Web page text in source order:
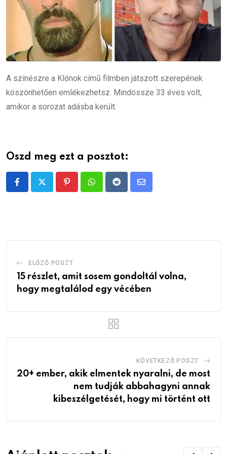
A színészre a Klónok című filmben játszott szerepének
köszönhetően emlékezhetsz. Mindössze 33 éves volt,
amikor a sorozat adásba került.
Oszd meg ezt a posztot:
PinterestWhatsappRedditShare
ELŐZŐ POSZT
15 részlet, amit sosem gondoltál volna,
hogy megtalálod egy vécében
KÖVETKEZŐ POSZT
20+ ember, akik elmentek nyaralni, de most
nem tudják abbahagyni annak
kibeszélgetését, hogy mi történt ott